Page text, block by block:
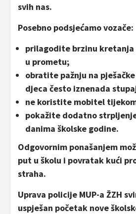
svih nas.
Posebno podsjećamo vozače:
prilagodite brzinu
u prometu;
obratite pažnju na
djeca često iznenada
ne koristite mobitel
pokažite dodatno
danima školske godine.
Odgovornim ponašanjem
put u školu i povratak kući
straha.
Uprava policije MUP-a ŽZH
uspješan početak nove